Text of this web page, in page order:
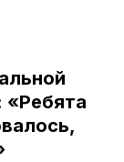
«Ребята